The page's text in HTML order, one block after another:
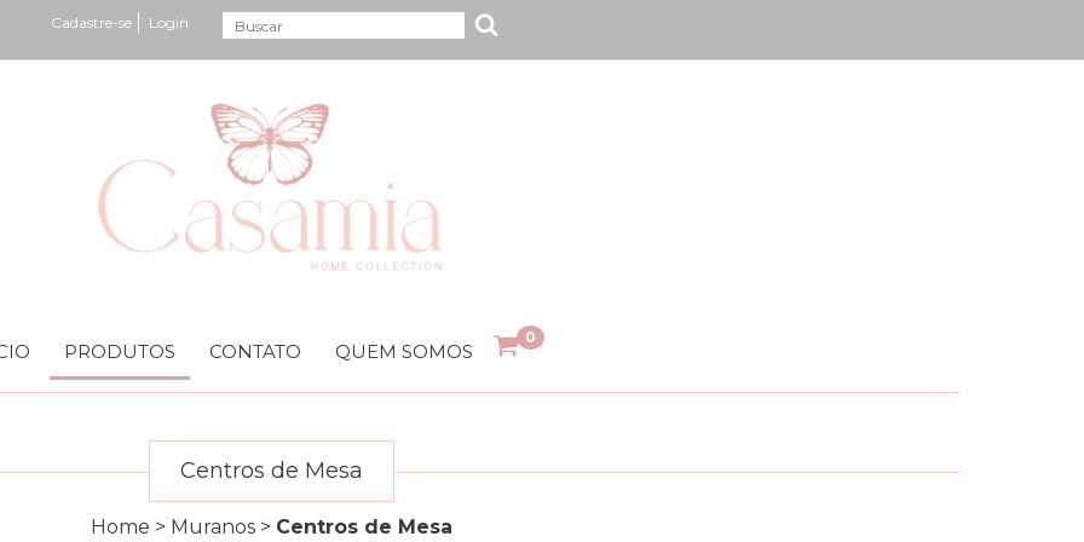
Cadastre-se Login
PRODUTOS CONTATO QUEM SOMOS
0
Centros de Mesa
Home > Muranos > Centros de Mesa